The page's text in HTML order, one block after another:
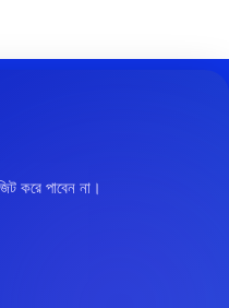
করে পাবেন না।